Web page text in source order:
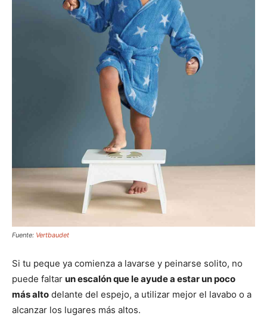
Fuente: Vertbaudet
Si tu peque ya comienza a lavarse y peinarse solito, no
puede faltar un escalón que le ayude a estar un poco
más alto delante del espejo, a utilizar mejor el lavabo o a
alcanzar los lugares más altos.